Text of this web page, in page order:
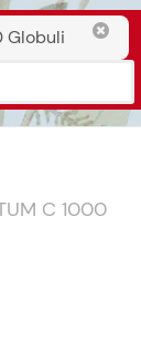
C 1000